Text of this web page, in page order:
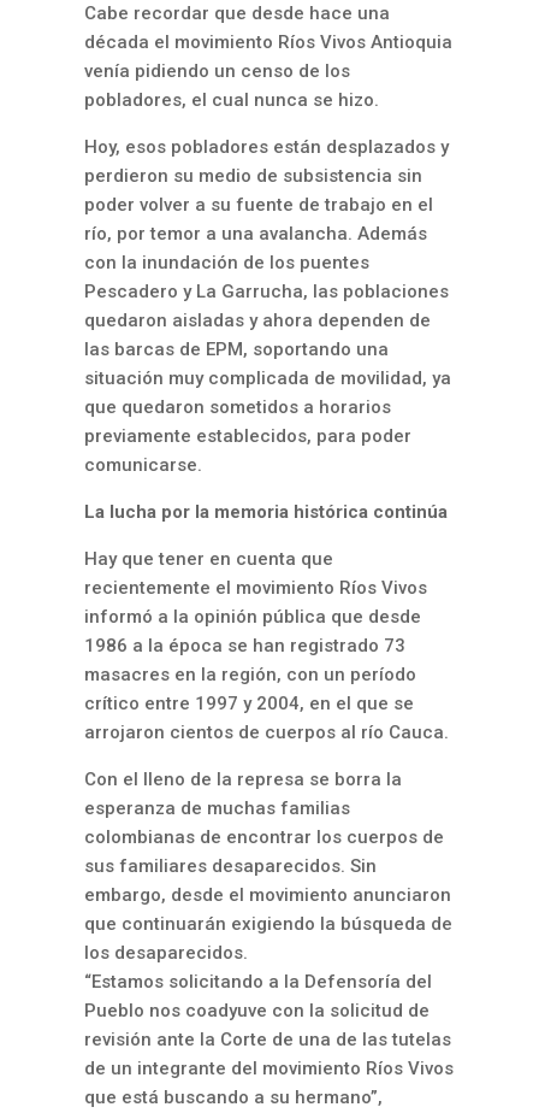
Cabe recordar que desde hace una
década el movimiento Ríos Vivos Antioquia
venía pidiendo un censo de los
pobladores, el cual nunca se hizo.
Hoy, esos pobladores están desplazados y
perdieron su medio de subsistencia sin
poder volver a su fuente de trabajo en el
río, por temor a una avalancha. Además
con la inundación de los puentes
Pescadero y La Garrucha, las poblaciones
quedaron aisladas y ahora dependen de
las barcas de EPM, soportando una
situación muy complicada de movilidad, ya
que quedaron sometidos a horarios
previamente establecidos, para poder
comunicarse.
La lucha por la memoria histórica continúa
Hay que tener en cuenta que
recientemente el movimiento Ríos Vivos
informó a la opinión pública que desde
1986 a la época se han registrado 73
masacres en la región, con un período
crítico entre 1997 y 2004, en el que se
arrojaron cientos de cuerpos al río Cauca.
Con el lleno de la represa se borra la
esperanza de muchas familias
colombianas de encontrar los cuerpos de
sus familiares desaparecidos. Sin
embargo, desde el movimiento anunciaron
que continuarán exigiendo la búsqueda de
los desaparecidos.
“Estamos solicitando a la Defensoría del
Pueblo nos coadyuve con la solicitud de
revisión ante la Corte de una de las tutelas
de un integrante del movimiento Ríos Vivos
que está buscando a su hermano”,